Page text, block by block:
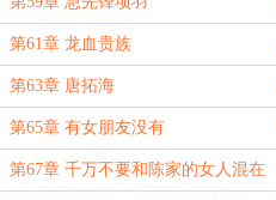
第61章 龙血贵族
第63章 唐拓海
第65章 有女朋友没有
第67章 千万不要和陈家的女人混在